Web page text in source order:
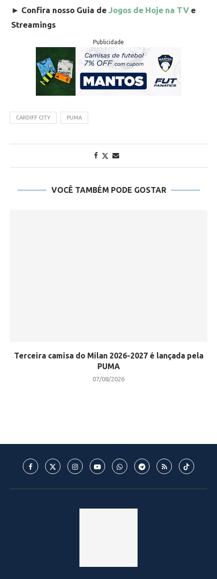
► Confira nosso Guia de Jogos de Hoje na TV e
Streamings
Publicidade
CARDIFF CITY PUMA
VOCÊ TAMBÉM PODE GOSTAR
Terceira camisa do Milan 2026-2027 é lançada pela
PUMA
07/08/2026